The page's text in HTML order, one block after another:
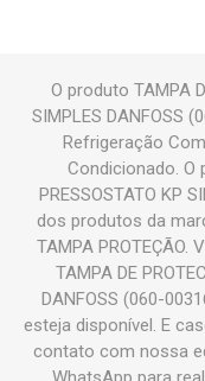
O produto TAMPA
SIMPLES DANFOSS
Refrigeração
Condicionado. O
PRESSOSTATO KP
dos produtos da
TAMPA
TAMPA DE
DANFOSS (060-
esteja disponível. E
contato com nossa